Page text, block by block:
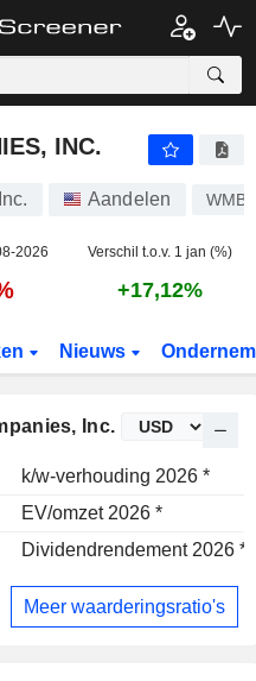
INC.
Aandelen WMB
2026 Verschil t.o.v. 1 jan (%)
+17,12%
Nieuws
Inc.
k/w-verhouding 2026 *
EV/omzet 2026 *
Dividendrendement 2026 *
Meer waarderingsratio's